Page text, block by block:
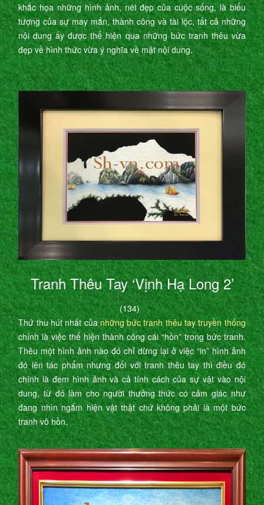
khắc họa những hình ảnh, nét đẹp của cuộc sống, là biểu
tượng của sự may mắn, thành công và tài lộc, tất cả những
nội dung ấy được thể hiện qua những bức tranh thêu vừa
đẹp về hình thức vừa ý nghĩa về mặt nội dung.
Tranh Thêu Tay ‘Vịnh Hạ Long 2’
(134)
Thứ thu hút nhất củanhững bức tranh thêu tay truyền thống
chính là việc thể hiện thành công cái “hồn” trong bức tranh.
Thêu một hình ảnh nào đó chỉ dừng lại ở việc “in” hình ảnh
đó lên tác phẩm nhưng đối với tranh thêu tay thì điều đó
chính là đem hình ảnh và cả tính cách của sự vật vào nội
dung, từ đó làm cho người thưởng thức có cảm giác như
đang nhìn ngắm hiện vật thật chứ không phải là một bức
tranh vô hồn.